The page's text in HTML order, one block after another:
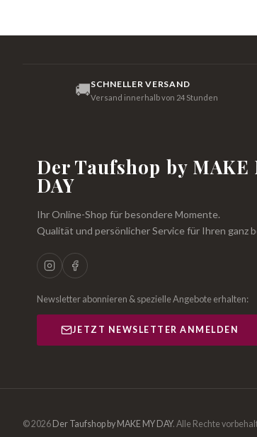
🚚SCHNELLER VERSAND
Versand innerhalb von 24 Stunden
Der Taufshop by MAKE
DAY
Ihr Online-Shop für besondere Momente.
Qualität und persönlicher Service für Ihren ganz
Newsletter abonnieren & spezielle Angebote erhalten:
JETZT NEWSLETTER ANMELDEN
© 2026 Der Taufshop by MAKE MY DAY. Alle Rechte